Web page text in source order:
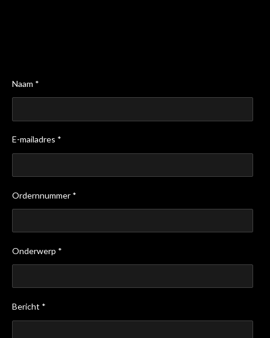
Naam *
E-mailadres *
Ordernnummer *
Onderwerp *
Bericht *